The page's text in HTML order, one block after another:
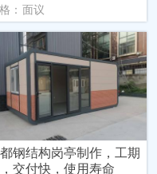
：面议
钢结构岗亭制作，工期
交付快，使用寿命